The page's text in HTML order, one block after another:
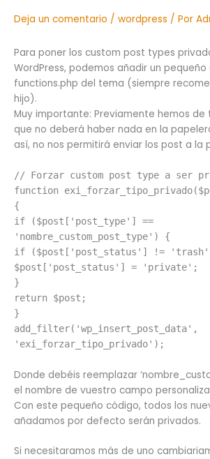
Deja un comentario / wordpress / Por
Para poner los custom post types
WordPress, podemos añadir un
functions.php del tema (siempre
hijo).
Muy importante: Previamente hemos de
que no deberá haber nada en la
así, no nos permitirá enviar los post a la
// Forzar custom post type a ser
function
{
if ($post['post_type'] ==
'nombre_custom_post_type') {
if ($post['post_status'] !=
$post['post_status'] = 'private';
}
return $post;
}
add_filter('wp_insert_post_data',
'exi_forzar_tipo_privado');
Donde debéis reemplazar
el nombre de vuestro campo
Con este pequeño código, todos los
añadamos por defecto serán privados.
Si necesitaramos más de uno